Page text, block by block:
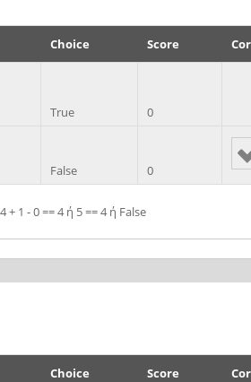
Choice Score
True 0
False 0
+ 1 - 0 == 4 ή 5 == 4 ή False
Choice Score